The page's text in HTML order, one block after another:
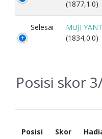
(1877,1.0)
Selesai
MUJI
(1834,0.0)
Posisi skor
Posisi Skor